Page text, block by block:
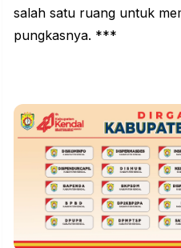
salah satu ruang untuk
pungkasnya. ***